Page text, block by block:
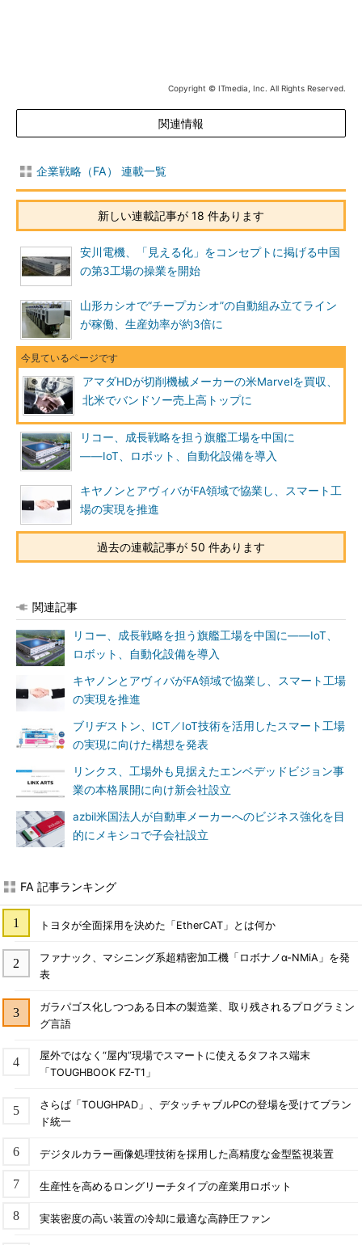
Copyright © ITmedia, Inc. All Rights Reserved.
関連情報
企業戦略（FA） 連載一覧
新しい連載記事が 18 件あります
安川電機、「見える化」をコンセプトに掲げる中国
の第3工場の操業を開始
山形カシオで“チープカシオ”の自動組み立てライン
が稼働、生産効率が約3倍に
アマダHDが切削機械メーカーの米Marvelを買収、
北米でバンドソー売上高トップに
リコー、成長戦略を担う旗艦工場を中国に
――IoT、ロボット、自動化設備を導入
キヤノンとアヴィバがFA領域で協業し、スマート工
場の実現を推進
過去の連載記事が 50 件あります
関連記事
リコー、成長戦略を担う旗艦工場を中国に――IoT、
ロボット、自動化設備を導入
キヤノンとアヴィバがFA領域で協業し、スマート工場
の実現を推進
ブリヂストン、ICT／IoT技術を活用したスマート工場
の実現に向けた構想を発表
リンクス、工場外も見据えたエンベデッドビジョン事
業の本格展開に向け新会社設立
azbil米国法人が自動車メーカーへのビジネス強化を目
的にメキシコで子会社設立
FA 記事ランキング
トヨタが全面採用を決めた「EtherCAT」とは何か
ファナック、マシニング系超精密加工機「ロボナノα-NMiA」を発
表
ガラパゴス化しつつある日本の製造業、取り残されるプログラミン
グ言語
屋外ではなく“屋内”現場でスマートに使えるタフネス端末
「TOUGHBOOK FZ-T1」
さらば「TOUGHPAD」、デタッチャブルPCの登場を受けてブラン
ド統一
デジタルカラー画像処理技術を採用した高精度な金型監視装置
生産性を高めるロングリーチタイプの産業用ロボット
実装密度の高い装置の冷却に最適な高静圧ファン